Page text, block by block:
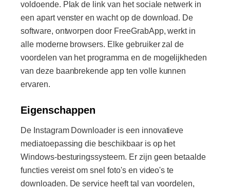
voldoende. Plak de link van het sociale netwerk in
een apart venster en wacht op de download. De
software, ontworpen door FreeGrabApp, werkt in
alle moderne browsers. Elke gebruiker zal de
voordelen van het programma en de mogelijkheden
van deze baanbrekende app ten volle kunnen
ervaren.
Eigenschappen
De Instagram Downloader is een innovatieve
mediatoepassing die beschikbaar is op het
Windows-besturingssysteem. Er zijn geen betaalde
functies vereist om snel foto's en video's te
downloaden. De service heeft tal van voordelen,